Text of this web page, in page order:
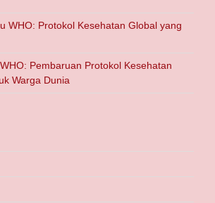
WHO: Protokol Kesehatan Global yang
Pembaruan Protokol Kesehatan
Warga Dunia